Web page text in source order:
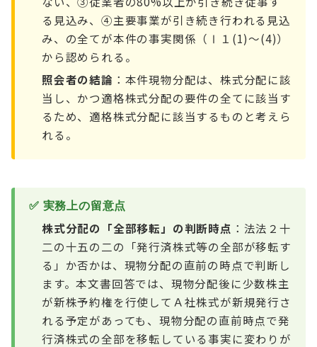
る見込み、④主要事業が引き続き行われる見込
み、の全てが本件の事実関係（Ⅰ１(1)〜(4)）
から認められる。
照会者の結論 ：本件現物分配は、株式分配に該
当し、かつ適格株式分配の要件の全てに該当す
るため、適格株式分配に該当するものと考えら
れる。
✅ 実務上の留意点
株式分配の「全部移転」の判断時点 ：法法２十
二の十五の二の「発行済株式等の全部が移転す
る」か否かは、現物分配の直前の時点で判断し
ます。本文書回答では、現物分配後に少数株主
が新株予約権を行使してＡ社株式が新規発行さ
れる予定があっても、現物分配の直前時点で発
行済株式の全部を移転している事実に変わりが